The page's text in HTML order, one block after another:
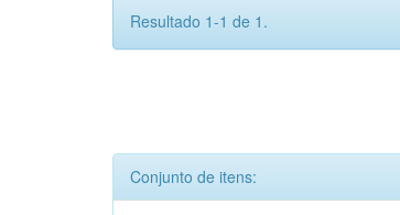
Resultado 1-1 de 1.
Conjunto de itens: